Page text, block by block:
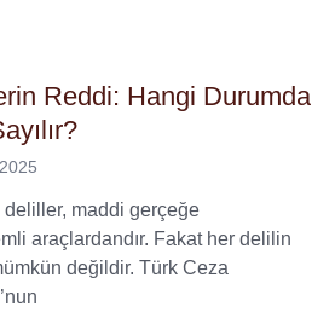
Reddi: Hangi Durumda
deliller, maddi gerçeğe
araçlardandır. Fakat her delilin
değildir. Türk Ceza